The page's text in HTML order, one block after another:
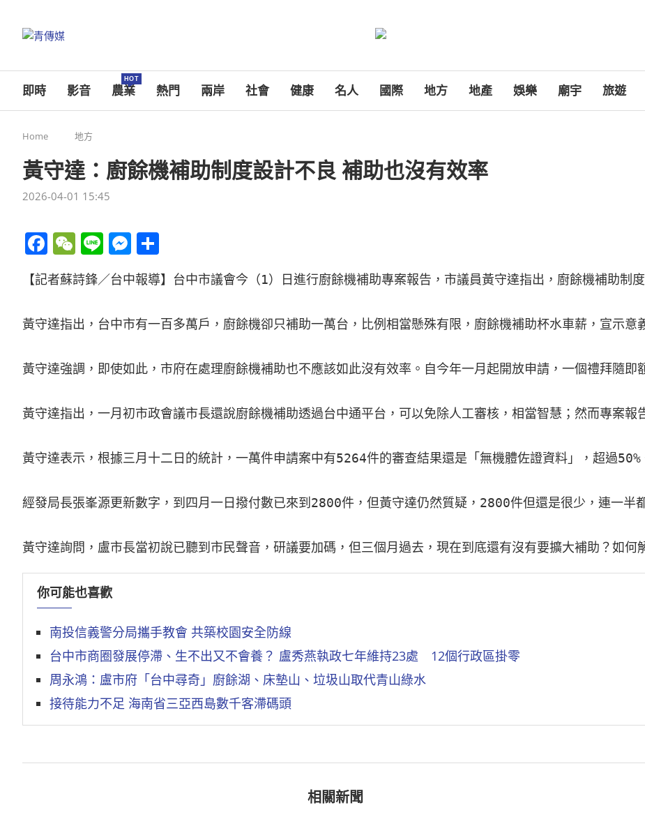
即時 影音 農業
HOT
熱門 兩岸 社會 健康 名人 國際 地方 地產 娛樂 廟宇 旅遊
Home 地方
黃守達：廚餘機補助制度設計不良 補助也沒有效率
2026-04-01 15:45
Facebook
WeChat
LineMessenger
享
【記者蘇詩鋒／台中報導】台中市議會今（1）日進行廚餘機補助專案報告，市議員黃守達指出，廚餘機補助
黃守達指出，台中市有一百多萬戶，廚餘機卻只補助一萬台，比例相當懸殊有限，廚餘機補助杯水車薪，宣示
黃守達強調，即使如此，市府在處理廚餘機補助也不應該如此沒有效率。自今年一月起開放申請，一個禮拜隨
黃守達指出，一月初市政會議市長還說廚餘機補助透過台中通平台，可以免除人工審核，相當智慧；然而專案
黃守達表示，根據三月十二日的統計，一萬件申請案中有5264件的審查結果還是「無機體佐證資料」，超過
經發局長張峯源更新數字，到四月一日撥付數已來到2800件，但黃守達仍然質疑，2800件但還是很少，連一半
你可能也喜歡
南投信義警分局攜手教會 共築校園安全防線
台中市商圈發展停滯、生不出又不會養？ 盧秀燕執政七年維持23處 12個行政區掛零
周永鴻：盧市府「台中尋奇」廚餘湖、床墊山、垃圾山取代青山綠水
接待能力不足 海南省三亞西島數千客滯碼頭
相關新聞